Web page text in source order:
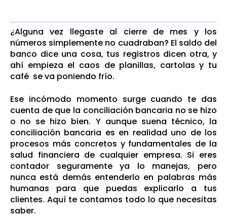
¿Alguna vez llegaste al cierre de mes y los
números simplemente no cuadraban? El saldo del
banco dice una cosa, tus registros dicen otra, y
ahí empieza el caos de planillas, cartolas y tu
café se va poniendo frío.
Ese incómodo momento surge cuando te das
cuenta de que la conciliación bancaria no se hizo
o no se hizo bien. Y aunque suena técnico, la
conciliación bancaria es en realidad uno de los
procesos más concretos y fundamentales de la
salud financiera de cualquier empresa. Si eres
contador seguramente ya lo manejas, pero
nunca está demás entenderlo en palabras más
humanas para que puedas explicarlo a tus
clientes. Aquí te contamos todo lo que necesitas
saber.